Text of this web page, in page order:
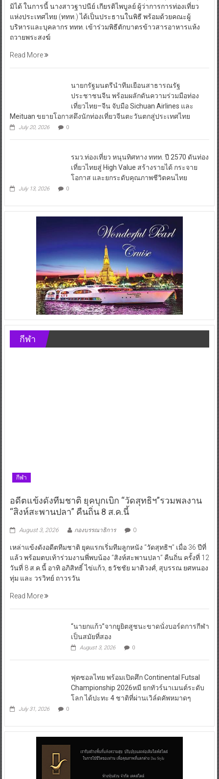
มิได้ ในการนี้ นางสาวฐาปนีย์ เกียรติไพบูลย์ ผู้ว่าการการท่องเที่ยว
แห่งประเทศไทย (ททท.) ได้เป็นประธานในพิธี พร้อมด้วยคณะผู้
บริหารและบุคลากร ททท. เข้าร่วมพิธีตักบาตรข้าวสารอาหารแห้ง
ถวายพระสงฆ์
Read More
นายกรัฐมนตรีนำทีมเยือนสาธารณรัฐ
ประชาชนจีน พร้อมผลักดันความร่วมมือท่อง
เที่ยวไทย–จีน จับมือ Sichuan Airlines และ
Meituan ขยายโอกาสดึงนักท่องเที่ยวจีนตะวันตกสู่ประเทศไทย
July 20, 2026 0
รมว.ท่องเที่ยว หนุนทิศทาง ททท. ปี 2570 ดันท่อง
เที่ยวไทยสู่ High Value สร้างรายได้ กระจาย
โอกาส และยกระดับคุณภาพชีวิตคนไทย
July 13, 2026 0
กีฬา
กีฬา
อดีตแข้งดังทีมชาติ ยุคบุกเบิก “วัดสุทธิฯ”รวมพลงาน
“สิงห์สะพานปลา” คืนถิ่น 8 ส.ค.นี้
August 3, 2026 กองบรรณาธิการ 0
เหล่าแข้งดังอดีตทีมชาติ ยุคแรกเริ่มทีมลูกหนัง “วัดสุทธิฯ” เมื่อ 36 ปีที่
แล้ว พร้อมตบเท้าร่วมงานพี่พบน้อง “สิงห์สะพานปลา” คืนถิ่น ครั้งที่ 12
วันที่ 8 ส.ค.นี้ อาทิ อภิสิทธิ์ ไข่แก้ว, ธวัชชัย มาติวงศ์, สุบรรณ ยศหนอง
ทุ่ม และ วรวิทย์ ถาวรวัน
Read More
“นายกแก้ว”จากยูยิตสูชนะขาดนั่งบอร์ดการกีฬา
เป็นสมัยที่สอง
August 3, 2026 0
ฟุตซอลไทย พร้อมเปิดศึก Continental Futsal
Championship 2026หมี ยกทัวร์นาเมนต์ระดับ
โลก ได้ปะทะ 4 ชาติที่ผ่านเวิล์ดคัพหมาดๆ
July 31, 2026 0